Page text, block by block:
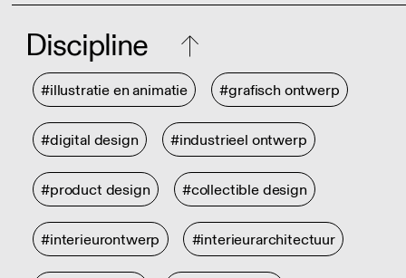
Discipline
#illustratie en animatie #grafisch ontwerp
#digital design #industrieel ontwerp
#product design #collectible design
#interieurontwerp #interieurarchitectuur